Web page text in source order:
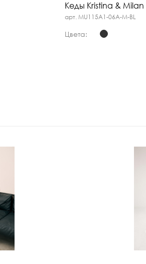
Кеды Kristina & Milan
арт. MU115A1-06A-M-BL
Цвета: